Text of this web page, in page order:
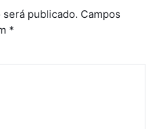
publicado. Campos
*